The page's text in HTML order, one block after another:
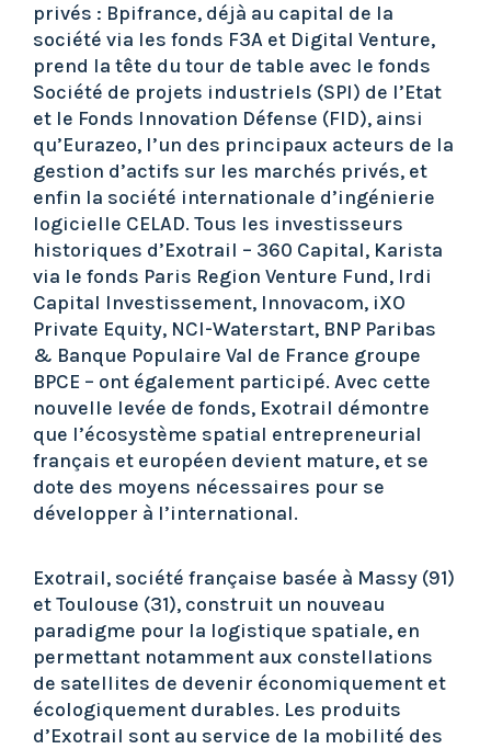
privés : Bpifrance, déjà au capital de la
société via les fonds F3A et Digital Venture,
prend la tête du tour de table avec le fonds
Société de projets industriels (SPI) de l’Etat
et le Fonds Innovation Défense (FID), ainsi
qu’Eurazeo, l’un des principaux acteurs de la
gestion d’actifs sur les marchés privés, et
enfin la société internationale d’ingénierie
logicielle CELAD. Tous les investisseurs
historiques d’Exotrail – 360 Capital, Karista
via le fonds Paris Region Venture Fund, Irdi
Capital Investissement, Innovacom, iXO
Private Equity, NCI-Waterstart, BNP Paribas
& Banque Populaire Val de France groupe
BPCE – ont également participé. Avec cette
nouvelle levée de fonds, Exotrail démontre
que l’écosystème spatial entrepreneurial
français et européen devient mature, et se
dote des moyens nécessaires pour se
développer à l’international.
Exotrail, société française basée à Massy (91)
et Toulouse (31), construit un nouveau
paradigme pour la logistique spatiale, en
permettant notamment aux constellations
de satellites de devenir économiquement et
écologiquement durables. Les produits
d’Exotrail sont au service de la mobilité des